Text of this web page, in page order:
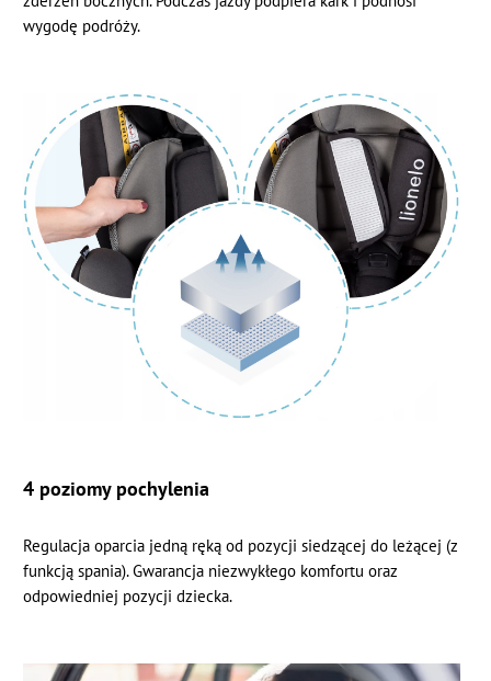
wygodę podróży.
4 poziomy pochylenia
Regulacja oparcia jedną ręką od pozycji siedzącej do leżącej (z
funkcją spania). Gwarancja niezwykłego komfortu oraz
odpowiedniej pozycji dziecka.